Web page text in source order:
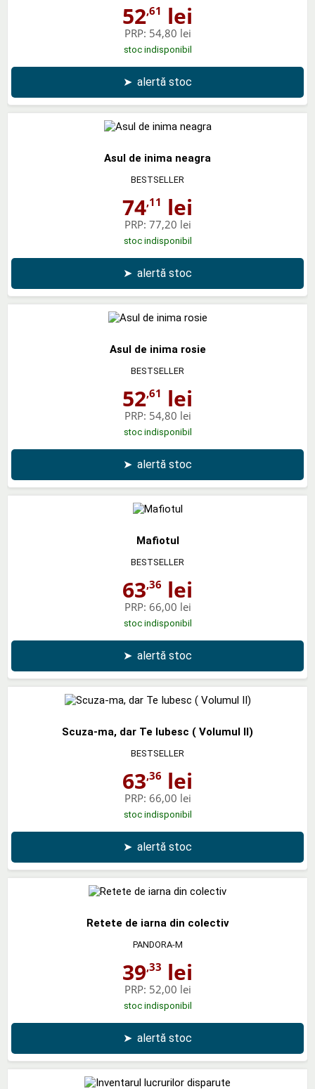
52,61 lei
PRP: 54,80 lei
stoc indisponibil
➤ alertă stoc
Asul de inima neagra
BESTSELLER
74,11 lei
PRP: 77,20 lei
stoc indisponibil
➤ alertă stoc
Asul de inima rosie
BESTSELLER
52,61 lei
PRP: 54,80 lei
stoc indisponibil
➤ alertă stoc
Mafiotul
BESTSELLER
63,36 lei
PRP: 66,00 lei
stoc indisponibil
➤ alertă stoc
Scuza-ma, dar Te Iubesc ( Volumul II)
BESTSELLER
63,36 lei
PRP: 66,00 lei
stoc indisponibil
➤ alertă stoc
Retete de iarna din colectiv
PANDORA-M
39,33 lei
PRP: 52,00 lei
stoc indisponibil
➤ alertă stoc